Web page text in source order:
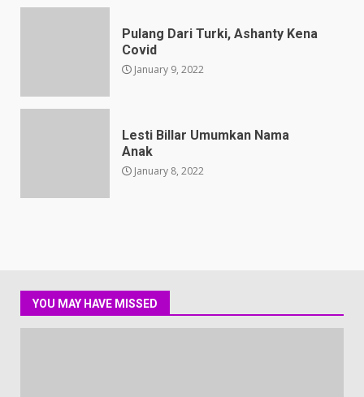
Pulang Dari Turki, Ashanty Kena
Covid
January 9, 2022
Lesti Billar Umumkan Nama
Anak
January 8, 2022
YOU MAY HAVE MISSED